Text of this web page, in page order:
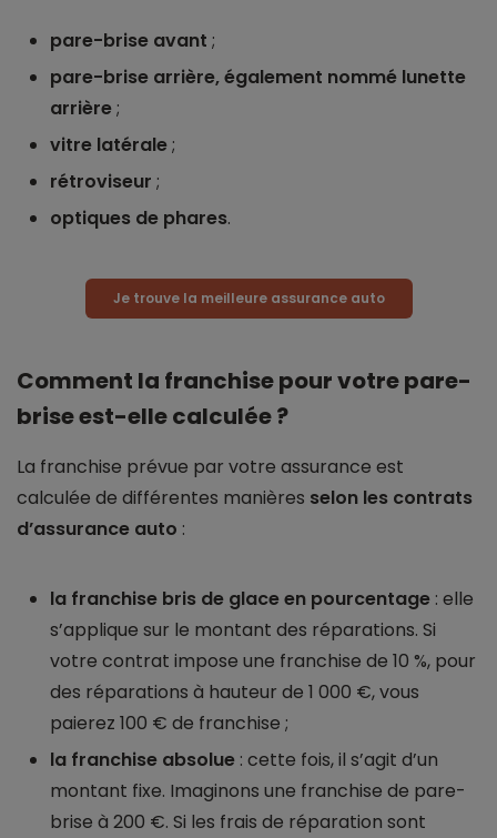
pare-brise avant ;
pare-brise arrière, également nommé lunette
arrière;
vitre latérale;
rétroviseur ;
optiques de phares.
Je trouve la meilleure assurance auto
Comment la franchise pour votre pare-
brise est-elle calculée ?
La franchise prévue par votre assurance est
calculée de différentes manières selon les contrats
d’assurance auto :
la franchise bris de glace en pourcentage : elle
s’applique sur le montant des réparations. Si
votre contrat impose une franchise de 10 %, pour
des réparations à hauteur de 1 000 €, vous
paierez 100 € de franchise ;
la franchise absolue : cette fois, il s’agit d’un
montant fixe. Imaginons une franchise de pare-
brise à 200 €. Si les frais de réparation sont